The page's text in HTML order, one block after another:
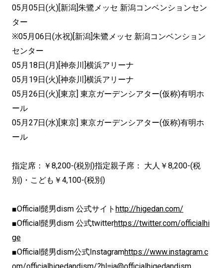
05月05日(火)[新潟]朱鷺メッセ 新潟コンベンションセン
ター
※05月06日(水祝)[新潟]朱鷺メッセ 新潟コンベンション
センター
05月18日(月)[神奈川]横浜アリーナ
05月19日(火)[神奈川]横浜アリーナ
05月26日(火)[東京] 東京ガーデンシアター(仮称)有明ホ
ール
05月27日(水)[東京] 東京ガーデンシアター(仮称)有明ホ
ール
指定席：￥8,200-(税別)指定親子席： 大人￥8,200-(税
別)・こども￥4,100-(税別)
■Official髭男dism 公式サイト http://higedan.com/
■Official髭男dism 公式twitterhttps://twitter.com/officialhi
ge
■Official髭男dism公式Instagramhttps://www.instagram.c